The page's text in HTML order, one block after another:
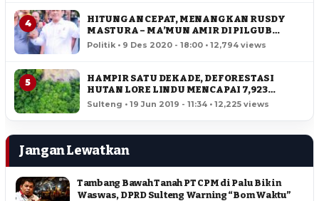
4
HITUNGAN CEPAT, MENANGKAN RUSDY
MASTURA – MA’MUN AMIR DI PILGUB
SULTENG
Politik • 9 Des 2020 - 18:00 • 12,794 views
5
HAMPIR SATU DEKADE, DEFORESTASI
HUTAN LORE LINDU MENCAPAI 7,923
HEKTAR
Sulteng • 19 Jun 2019 - 11:34 • 12,225 views
Jangan Lewatkan
Tambang Bawah Tanah PT CPM di Palu Bikin
Waswas, DPRD Sulteng Warning “Bom Waktu”